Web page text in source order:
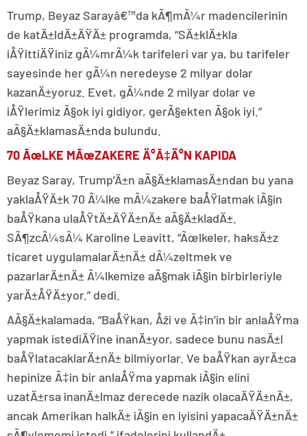
Trump, Beyaz Sarayâ€™da kÃ¶mÃ¼r madencilerinin
de katÄ±ldÄ±ÄŸÄ± programda, “SÄ±klÄ±kla
iÅŸittiÄŸiniz gÃ¼mrÃ¼k tarifeleri var ya, bu tarifeler
sayesinde her gÃ¼n neredeyse 2 milyar dolar
kazanÄ±yoruz. Evet, gÃ¼nde 2 milyar dolar ve
iÅŸlerimiz Ã§ok iyi gidiyor, gerÃ§ekten Ã§ok iyi.”
aÃ§Ä±klamasÄ±nda bulundu.
70 ÃœLKE MÃœZAKERE Ä°Ã‡Ä°N KAPIDA
Beyaz Saray, Trump’Ä±n aÃ§Ä±klamasÄ±ndan bu yana
yaklaÅŸÄ±k 70 Ã¼lke mÃ¼zakere baÅŸlatmak iÃ§in
baÅŸkana ulaÅŸtÄ±ÄŸÄ±nÄ± aÃ§Ä±kladÄ±.
SÃ¶zcÃ¼sÃ¼ Karoline Leavitt, “Ãœlkeler, haksÄ±z
ticaret uygulamalarÄ±nÄ± dÃ¼zeltmek ve
pazarlarÄ±nÄ± Ã¼lkemize aÃ§mak iÃ§in birbirleriyle
yarÄ±ÅŸÄ±yor.” dedi.
AÃ§Ä±kalamada, “BaÅŸkan, Åži ve Ã‡in’in bir anlaÅŸma
yapmak istediÄŸine inanÄ±yor, sadece bunu nasÄ±l
baÅŸlatacaklarÄ±nÄ± bilmiyorlar. Ve baÅŸkan ayrÄ±ca
hepinize Ã‡in bir anlaÅŸma yapmak iÃ§in elini
uzatÄ±rsa inanÄ±lmaz derecede nazik olacaÄŸÄ±nÄ±,
ancak Amerikan halkÄ± iÃ§in en iyisini yapacaÄŸÄ±nÄ±